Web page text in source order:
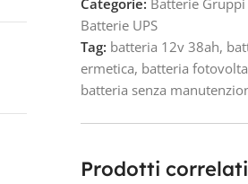
Categorie: Batterie Gruppi
Batterie UPS
Tag: batteria 12v 38ah,
ermetica, batteria
batteria senza
Prodotti correlati